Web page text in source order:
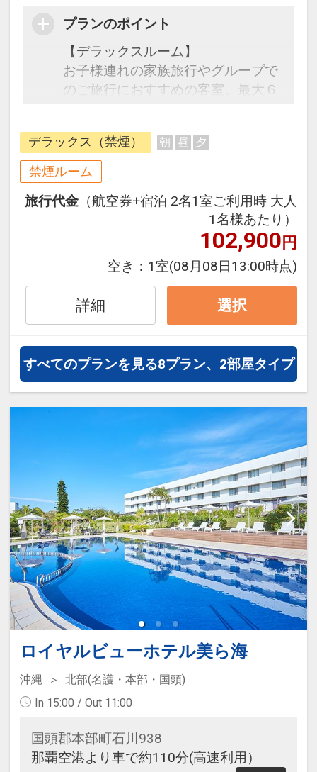
プランのポイント
【デラックスルーム】
お子様連れの家族旅行やグループで
のご旅行におすすめの客室。最大６
部屋。皆でテーブルを囲んでテーブ
ルゲームも。お部屋の中でも愉しい
旅の思い出を。
【ご宿泊特典】
・ご滞在中ホテル棟11Fラウンジ利
ラウンジ内はアルコール・ソフト
ただけます。プレイルームではボー
ドゲーム、ビリヤード、ダーツゲー
・駐車場：無料
デラックス（禁煙） 朝 昼 夕
禁煙ルーム
旅行代金 （航空券+宿泊 2名1室ご利用時 大人
1名様あたり）
102,900円
空き： 1室(08月08日13:00時点)
詳細 選択
すべてのプランを見る8プラン、2部屋タイプ
ロイヤルビューホテル美ら海
沖縄
北部(名護・本部・国頭)
In 15:00 / Out 11:00
国頭郡本部町石川938
那覇空港より車で約110分(高速利用）